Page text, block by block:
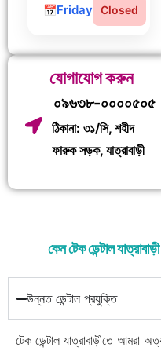
Friday Closed
যোগাযোগ করুন
০৯৬৩৮-০০০০৫০৫
ঠিকানা: ৩১/সি, শহীদ
ফারুক সড়ক, যাত্রাবাড়ী
কেন টেক ডেন্টাল
উন্নত ডেন্টাল প্রযুক্তি
টেক ডেন্টাল যাত্রাবাড়ীতে আমরা